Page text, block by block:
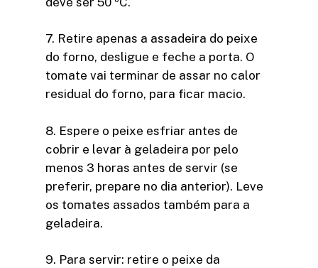
7. Retire apenas a assadeira do peixe
do forno, desligue e feche a porta. O
tomate vai terminar de assar no calor
residual do forno, para ficar macio.
8. Espere o peixe esfriar antes de
cobrir e levar à geladeira por pelo
menos 3 horas antes de servir (se
preferir, prepare no dia anterior). Leve
os tomates assados também para a
geladeira.
9. Para servir: retire o peixe da